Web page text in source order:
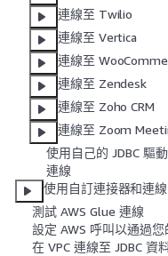
連線至 Twilio
連線至 Vertica
連線至
連線至 Zendesk
連線至 Zoho CRM
連線至 Zoom
使用自己的 JDBC 驅
連線
使用自訂連接器和連線
測試 AWS Glue 連線
設定 AWS 呼叫以通過您
在 VPC 連線至 JDBC 資